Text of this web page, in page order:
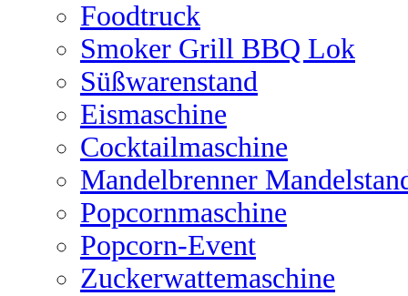
Foodtruck
Smoker Grill BBQ Lok
Süßwarenstand
Eismaschine
Cocktailmaschine
Mandelbrenner
Popcornmaschine
Popcorn-Event
Zuckerwattemaschine